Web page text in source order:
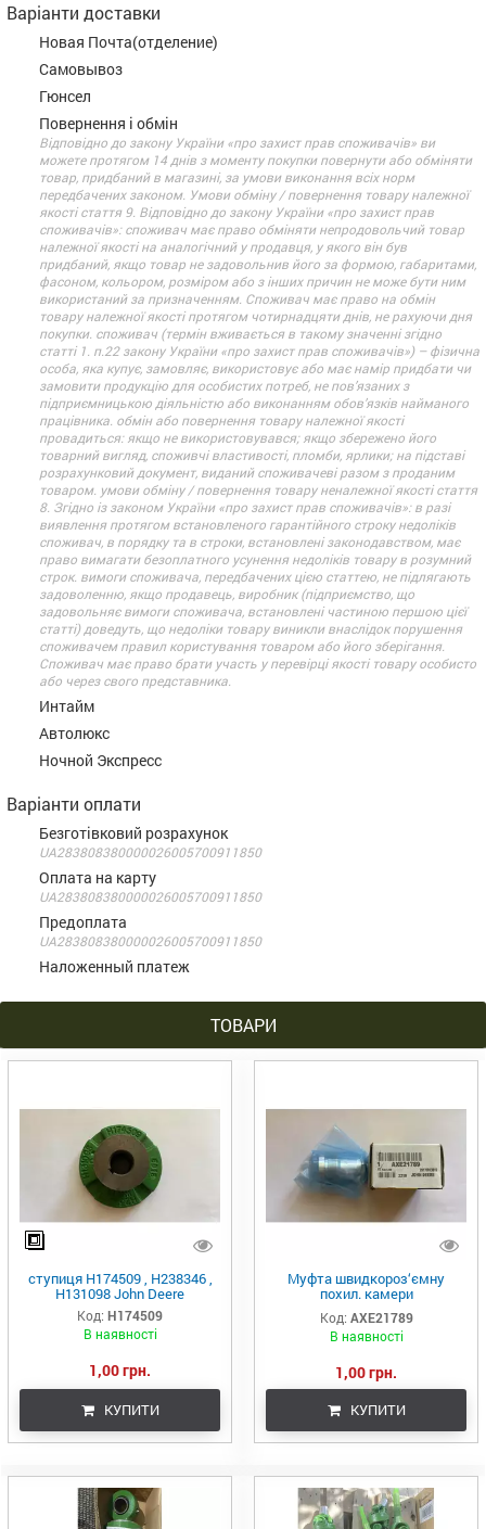
Варіанти доставки
Новая Почта(отделение)
Самовывоз
Гюнсел
Повернення і обмін
Відповідно до закону України «про захист прав споживачів» ви
можете протягом 14 днів з моменту покупки повернути або обміняти
товар, придбаний в магазині, за умови виконання всіх норм
передбачених законом. Умови обміну / повернення товару належної
якості стаття 9. Відповідно до закону України «про захист прав
споживачів»: споживач має право обміняти непродовольчий товар
належної якості на аналогічний у продавця, у якого він був
придбаний, якщо товар не задовольнив його за формою, габаритами,
фасоном, кольором, розміром або з інших причин не може бути ним
використаний за призначенням. Споживач має право на обмін
товару належної якості протягом чотирнадцяти днів, не рахуючи дня
покупки. споживач (термін вживається в такому значенні згідно
статті 1. п.22 закону України «про захист прав споживачів») – фізична
особа, яка купує, замовляє, використовує або має намір придбати чи
замовити продукцію для особистих потреб, не пов’язаних з
підприємницькою діяльністю або виконанням обов’язків найманого
працівника. обмін або повернення товару належної якості
провадиться: якщо не використовувався; якщо збережено його
товарний вигляд, споживчі властивості, пломби, ярлики; на підставі
розрахунковий документ, виданий споживачеві разом з проданим
товаром. умови обміну / повернення товару неналежної якості стаття
8. Згідно із законом України «про захист прав споживачів»: в разі
виявлення протягом встановленого гарантійного строку недоліків
споживач, в порядку та в строки, встановлені законодавством, має
право вимагати безоплатного усунення недоліків товару в розумний
строк. вимоги споживача, передбачених цією статтею, не підлягають
задоволенню, якщо продавець, виробник (підприємство, що
задовольняє вимоги споживача, встановлені частиною першою цієї
статті) доведуть, що недоліки товару виникли внаслідок порушення
споживачем правил користування товаром або його зберігання.
Споживач має право брати участь у перевірці якості товару особисто
або через свого представника.
Интайм
Автолюкс
Ночной Экспресс
Варіанти оплати
Безготівковий розрахунок
UA283808380000026005700911850
Оплата на карту
UA283808380000026005700911850
Предоплата
UA283808380000026005700911850
Наложенный платеж
ТОВАРИ
ступиця H174509 , H238346 ,
H131098 John Deere
Код: H174509
В наявності
1,00 грн.
КУПИТИ
Муфта швидкороз‘ємну
похил. камери
(AH201333/AH225670/ 0003-
110 / AXE60984/AXE21789)
Код: AXE21789
В наявності
1,00 грн.
КУПИТИ